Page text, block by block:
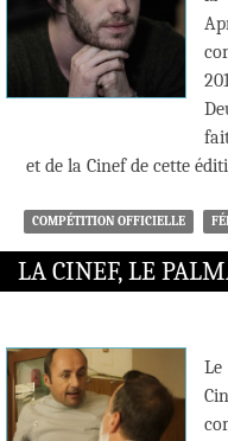
et de la Cinef de cette
COMPÉTITION OFFICIELLE
LA CINEF, LE